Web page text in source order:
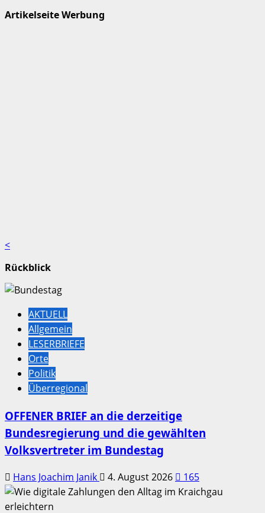
Artikelseite Werbung
<
Rückblick
AKTUELL
Allgemein
LESERBRIEFE
Orte
Politik
Überregional
OFFENER BRIEF an die derzeitige
Bundesregierung und die gewählten
Volksvertreter im Bundestag
Hans Joachim Janik 4. August 2026 165